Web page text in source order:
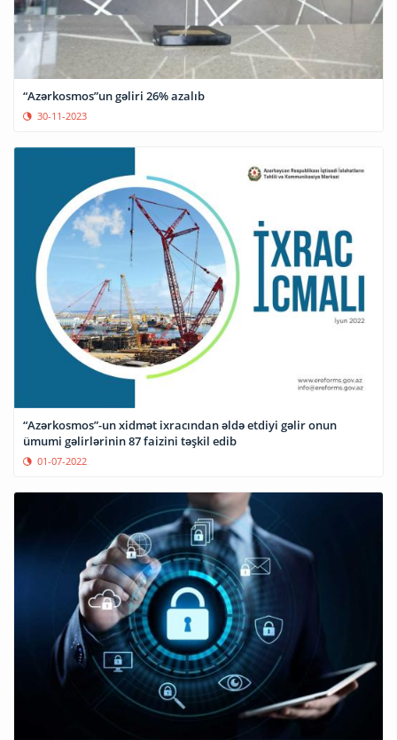
“Azərkosmos”un gəliri 26% azalıb
30-11-2023
“Azərkosmos”-un xidmət ixracından əldə etdiyi gəlir onun
ümumi gəlirlərinin 87 faizini təşkil edib
01-07-2022